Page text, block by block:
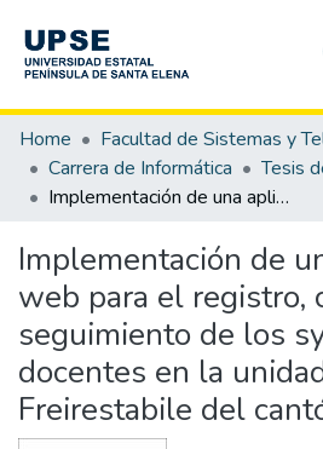
Communities & Collections
All of DSpace
Statistics
Home
Carrera de Informática
Tesis
Implementación de una aplicación web para el registro, control y seguimiento de los syllabus de docentes en la unidad educativa Freirestabile del cantón Playas.
Implementación de
web para el registro,
seguimiento de los
docentes en la
Freirestabile del